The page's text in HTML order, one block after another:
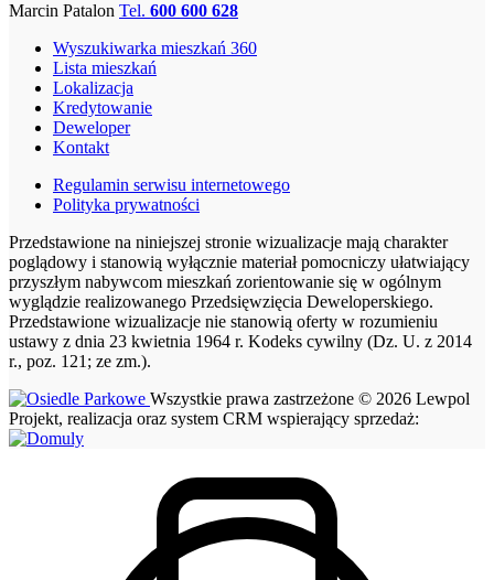
Marcin Patalon Tel. 600 600 628
Wyszukiwarka mieszkań 360
Lista mieszkań
Lokalizacja
Kredytowanie
Deweloper
Kontakt
Regulamin serwisu internetowego
Polityka prywatności
Przedstawione na niniejszej stronie wizualizacje mają charakter
poglądowy i stanowią wyłącznie materiał pomocniczy ułatwiający
przyszłym nabywcom mieszkań zorientowanie się w ogólnym
wyglądzie realizowanego Przedsięwzięcia Deweloperskiego.
Przedstawione wizualizacje nie stanowią oferty w rozumieniu
ustawy z dnia 23 kwietnia 1964 r. Kodeks cywilny (Dz. U. z 2014
r., poz. 121; ze zm.).
Wszystkie prawa zastrzeżone © 2026 Lewpol
Projekt, realizacja oraz system CRM wspierający sprzedaż: